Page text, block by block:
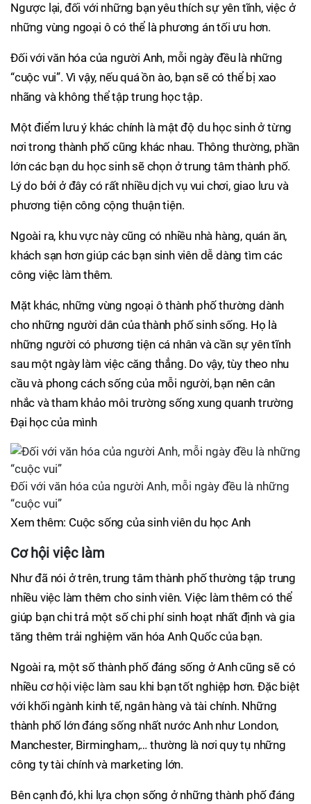
Ngược lại, đối với những bạn yêu thích sự yên tĩnh, việc ở
những vùng ngoại ô có thể là phương án tối ưu hơn.
Đối với văn hóa của người Anh, mỗi ngày đều là những
“cuộc vui”. Vì vậy, nếu quá ồn ào, bạn sẽ có thể bị xao
nhãng và không thể tập trung học tập.
Một điểm lưu ý khác chính là mật độ du học sinh ở từng
nơi trong thành phố cũng khác nhau. Thông thường, phần
lớn các bạn du học sinh sẽ chọn ở trung tâm thành phố.
Lý do bởi ở đây có rất nhiều dịch vụ vui chơi, giao lưu và
phương tiện công cộng thuận tiện.
Ngoài ra, khu vực này cũng có nhiều nhà hàng, quán ăn,
khách sạn hơn giúp các bạn sinh viên dễ dàng tìm các
công việc làm thêm.
Mặt khác, những vùng ngoại ô thành phố thường dành
cho những người dân của thành phố sinh sống. Họ là
những người có phương tiện cá nhân và cần sự yên tĩnh
sau một ngày làm việc căng thẳng. Do vậy, tùy theo nhu
cầu và phong cách sống của mỗi người, bạn nên cân
nhắc và tham khảo môi trường sống xung quanh trường
Đại học của mình
Đối với văn hóa của người Anh, mỗi ngày đều là những
“cuộc vui”
Xem thêm: Cuộc sống của sinh viên du học Anh
Cơ hội việc làm
Như đã nói ở trên, trung tâm thành phố thường tập trung
nhiều việc làm thêm cho sinh viên. Việc làm thêm có thể
giúp bạn chi trả một số chi phí sinh hoạt nhất định và gia
tăng thêm trải nghiệm văn hóa Anh Quốc của bạn.
Ngoài ra, một số thành phố đáng sống ở Anh cũng sẽ có
nhiều cơ hội việc làm sau khi bạn tốt nghiệp hơn. Đặc biệt
với khối ngành kinh tế, ngân hàng và tài chính. Những
thành phố lớn đáng sống nhất nước Anh như London,
Manchester, Birmingham,… thường là nơi quy tụ những
công ty tài chính và marketing lớn.
Bên cạnh đó, khi lựa chọn sống ở những thành phố đáng